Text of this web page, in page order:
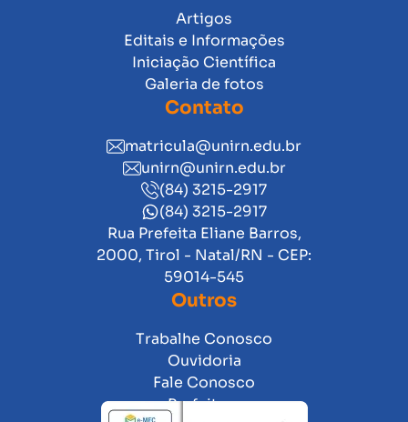
Artigos
Editais e Informações
Iniciação Científica
Galeria de fotos
Contato
matricula@unirn.edu.br
unirn@unirn.edu.br
(84) 3215-2917
(84) 3215-2917
Rua Prefeita Eliane Barros,
2000, Tirol - Natal/RN - CEP:
59014-545
Outros
Trabalhe Conosco
Ouvidoria
Fale Conosco
Prefeitura